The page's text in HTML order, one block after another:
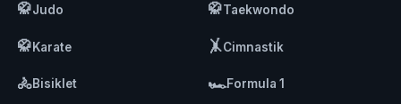
🥋Judo 🥋Taekwondo
🥋Karate 🤸Cimnastik
🚴Bisiklet 🏎️Formula 1